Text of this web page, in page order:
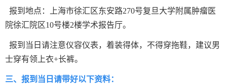
报到地点：上海市徐汇区东安路270号复旦大学附属肿瘤医
院徐汇院区10号楼2楼学术报告厅。
报到当日请注意仪容仪表，着装得体，不得穿拖鞋，建议男
士穿有领上衣+长裤。
三、报到当日请带好以下资料：